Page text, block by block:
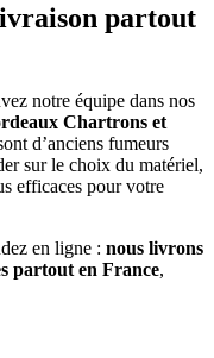
partout
notre équipe dans nos
Chartrons et
d’anciens fumeurs
sur le choix du matériel,
efficaces pour votre
en ligne : nous livrons
partout en France,